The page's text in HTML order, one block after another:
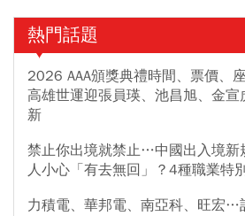
熱門話題
2026 AAA頒獎典禮時間、票價、
高雄世運迎張員瑛、池昌旭、金
新
禁止你出境就禁止…中國出入境
人小心「有去無回」？4種職業特
力積電、華邦電、南亞科、旺宏…